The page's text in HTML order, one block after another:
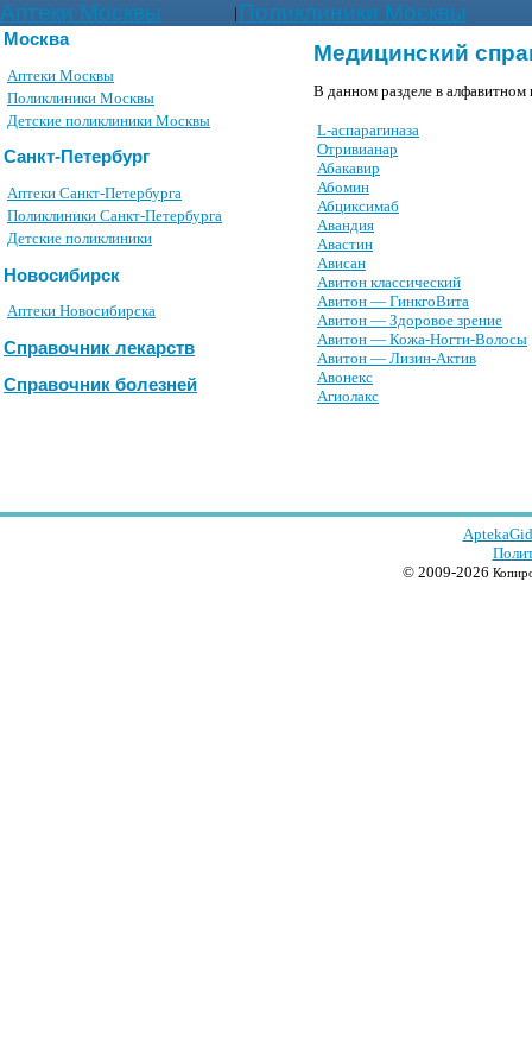
Аптеки Москвы | Поликлиники Москвы
Москва
Аптеки Москвы
Поликлиники Москвы
Детские поликлиники Москвы
Санкт-Петербург
Аптеки Санкт-Петербурга
Поликлиники Санкт-Петербурга
Детские поликлиники
Новосибирск
Аптеки Новосибирска
Справочник лекарств
Справочник болезней
Медицинский
В данном разделе в алфавитном
L-аспарагиназа
Oтpивианаp
Абакавир
Абомин
Абциксимаб
Авандия
Авастин
Ависан
Авитон классический
Авитон — ГинкгоВита
Авитон — Здоровое зрение
Авитон — Кожа-Ногти-Волосы
Авитон — Лизин-Актив
Авонекс
Агиолакс
© 2009-2026